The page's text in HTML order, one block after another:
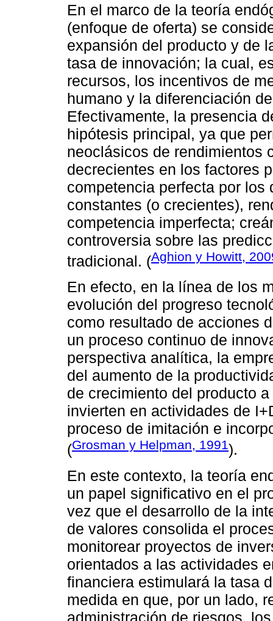
En el marco de la teoría
(enfoque de oferta) se
expansión del producto y de
tasa de innovación; la cual,
recursos, los incentivos de
humano y la diferenciación
Efectivamente, la presencia
hipótesis principal, ya que
neoclásicos de rendimientos
decrecientes en los factores
competencia perfecta por
constantes (o crecientes),
competencia imperfecta;
controversia sobre las
tradicional. (Aghion y Howitt,
En efecto, en la línea de los
evolución del progreso
como resultado de acciones
un proceso continuo de
perspectiva analítica, la
del aumento de la
de crecimiento del producto
invierten en actividades de
proceso de imitación e
(Grosman y Helpman, 1991).
En este contexto, la teoría
un papel significativo en el
vez que el desarrollo de la
de valores consolida el
monitorear proyectos de
orientados a las actividades
financiera estimulará la tasa
medida en que, por un lado,
administración de riesgos,